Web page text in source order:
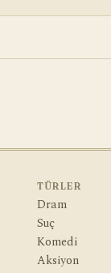
TÜRLER
Dram
Suç
Komedi
Aksiyon